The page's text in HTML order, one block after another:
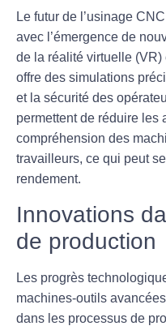
Le futur de l’usinage CNC
avec l’émergence de
de la réalité virtuelle
offre des simulations
et la sécurité des
permettent de réduire les
compréhension des
travailleurs, ce qui peut
rendement.
Innovations
de production
Les progrès
machines-outils
dans les processus de